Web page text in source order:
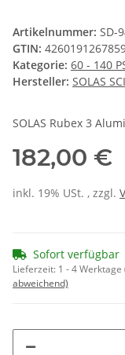
Artikelnummer: SD-
GTIN:
Kategorie: 60 - 140
Hersteller: SOLAS
SOLAS Rubex 3
182,00 €
inkl. 19% USt. , zzgl.
Sofort verfügbar
Lieferzeit: 1 - 4 Werktage
abweichend)